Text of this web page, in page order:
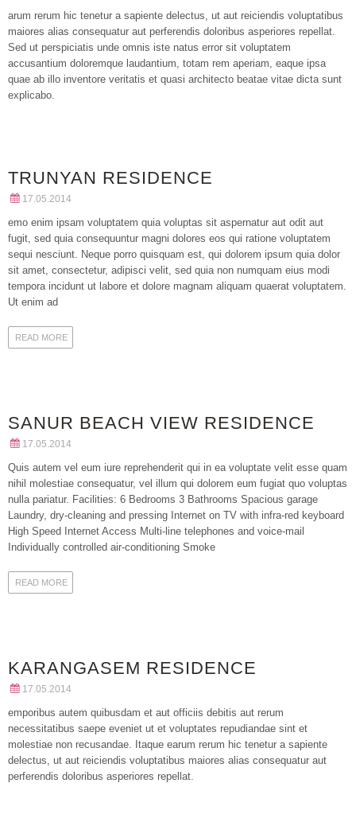
arum rerum hic tenetur a sapiente delectus, ut aut reiciendis voluptatibus
maiores alias consequatur aut perferendis doloribus asperiores repellat.
Sed ut perspiciatis unde omnis iste natus error sit voluptatem
accusantium doloremque laudantium, totam rem aperiam, eaque ipsa
quae ab illo inventore veritatis et quasi architecto beatae vitae dicta sunt
explicabo.
TRUNYAN RESIDENCE
17.05.2014
emo enim ipsam voluptatem quia voluptas sit aspernatur aut odit aut
fugit, sed quia consequuntur magni dolores eos qui ratione voluptatem
sequi nesciunt. Neque porro quisquam est, qui dolorem ipsum quia dolor
sit amet, consectetur, adipisci velit, sed quia non numquam eius modi
tempora incidunt ut labore et dolore magnam aliquam quaerat voluptatem.
Ut enim ad
READ MORE
SANUR BEACH VIEW RESIDENCE
17.05.2014
Quis autem vel eum iure reprehenderit qui in ea voluptate velit esse quam
nihil molestiae consequatur, vel illum qui dolorem eum fugiat quo voluptas
nulla pariatur. Facilities: 6 Bedrooms 3 Bathrooms Spacious garage
Laundry, dry-cleaning and pressing Internet on TV with infra-red keyboard
High Speed Internet Access Multi-line telephones and voice-mail
Individually controlled air-conditioning Smoke
READ MORE
KARANGASEM RESIDENCE
17.05.2014
emporibus autem quibusdam et aut officiis debitis aut rerum
necessitatibus saepe eveniet ut et voluptates repudiandae sint et
molestiae non recusandae. Itaque earum rerum hic tenetur a sapiente
delectus, ut aut reiciendis voluptatibus maiores alias consequatur aut
perferendis doloribus asperiores repellat.